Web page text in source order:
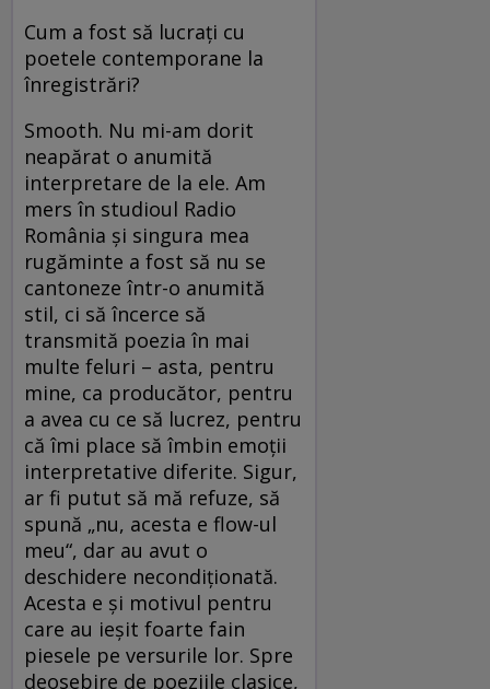
Cum a fost să lucrați cu
poetele contemporane la
înregistrări?
Smooth. Nu mi-am dorit
neapărat o anumită
interpretare de la ele. Am
mers în studioul Radio
România și singura mea
rugăminte a fost să nu se
cantoneze într-o anumită
stil, ci să încerce să
transmită poezia în mai
multe feluri – asta, pentru
mine, ca producător, pentru
a avea cu ce să lucrez, pentru
că îmi place să îmbin emoții
interpretative diferite. Sigur,
ar fi putut să mă refuze, să
spună „nu, acesta e flow-ul
meu“, dar au avut o
deschidere necondiționată.
Acesta e și motivul pentru
care au ieșit foarte fain
piesele pe versurile lor. Spre
deosebire de poeziile clasice,